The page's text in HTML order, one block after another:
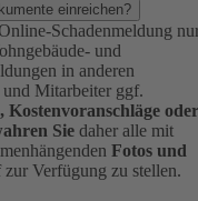
einreichen?
Schadenmeldung
und
in anderen
Mitarbeiter ggf.
Kostenvoranschläge oder
Sie daher alle mit
Fotos und
Verfügung zu stellen.